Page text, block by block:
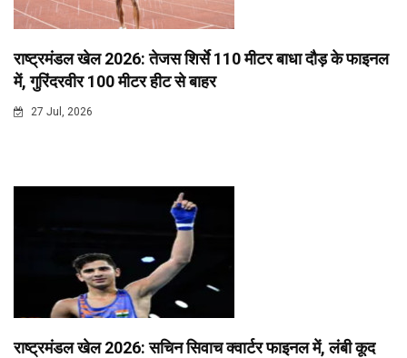
राष्ट्रमंडल खेल 2026: तेजस शिर्से 110 मीटर बाधा दौड़ के फाइनल
में, गुरिंदरवीर 100 मीटर हीट से बाहर
27 Jul, 2026
राष्ट्रमंडल खेल 2026: सचिन सिवाच क्वार्टर फाइनल में, लंबी कूद